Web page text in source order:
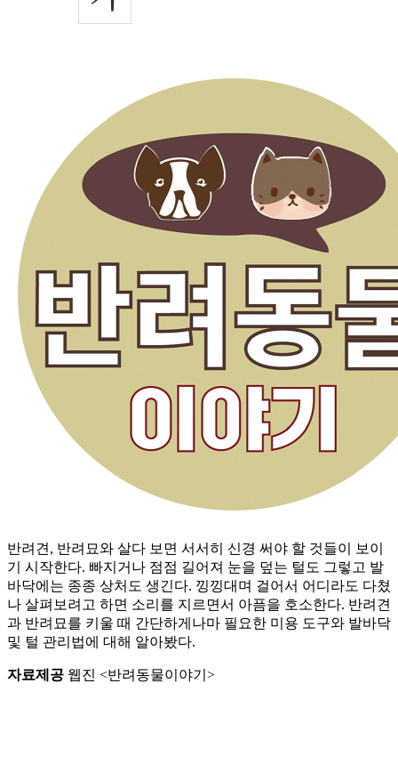
반려견, 반려묘와 살다 보면 서서히 신경 써야 할 것들이 보이
기 시작한다. 빠지거나 점점 길어져 눈을 덮는 털도 그렇고 발
바닥에는 종종 상처도 생긴다. 낑낑대며 걸어서 어디라도 다쳤
나 살펴보려고 하면 소리를 지르면서 아픔을 호소한다. 반려견
과 반려묘를 키울 때 간단하게나마 필요한 미용 도구와 발바닥
및 털 관리법에 대해 알아봤다.
자료제공 웹진 <반려동물이야기>